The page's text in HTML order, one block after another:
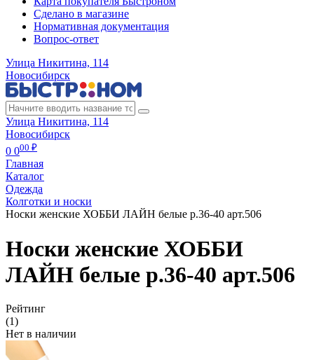
Сделано в магазине
Нормативная документация
Вопрос-ответ
Улица Никитина, 114
Новосибирск
Улица Никитина, 114
Новосибирск
0 000 ₽
Главная
Каталог
Одежда
Колготки и носки
Носки женские ХОББИ ЛАЙН белые р.36-40 арт.506
Носки женские ХОББИ
ЛАЙН белые р.36-40 арт.506
Рейтинг
(1)
Нет в наличии